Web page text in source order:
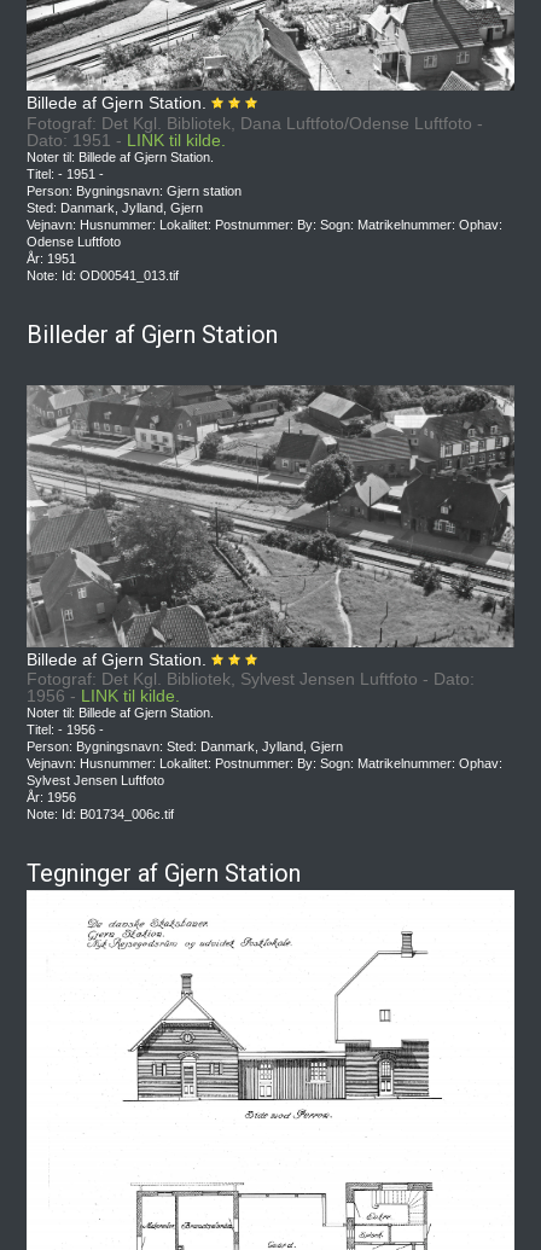
Billede af Gjern Station.
Fotograf: Det Kgl. Bibliotek, Dana Luftfoto/Odense Luftfoto -
Dato: 1951 - LINK til kilde.
Noter til: Billede af Gjern Station.
Titel: - 1951 -
Person: Bygningsnavn: Gjern station
Sted: Danmark, Jylland, Gjern
Vejnavn: Husnummer: Lokalitet: Postnummer: By: Sogn: Matrikelnummer: Ophav:
Odense Luftfoto
År: 1951
Note: Id: OD00541_013.tif
Billeder af Gjern Station
Billede af Gjern Station.
Fotograf: Det Kgl. Bibliotek, Sylvest Jensen Luftfoto - Dato:
1956 - LINK til kilde.
Noter til: Billede af Gjern Station.
Titel: - 1956 -
Person: Bygningsnavn: Sted: Danmark, Jylland, Gjern
Vejnavn: Husnummer: Lokalitet: Postnummer: By: Sogn: Matrikelnummer: Ophav:
Sylvest Jensen Luftfoto
År: 1956
Note: Id: B01734_006c.tif
Tegninger af Gjern Station